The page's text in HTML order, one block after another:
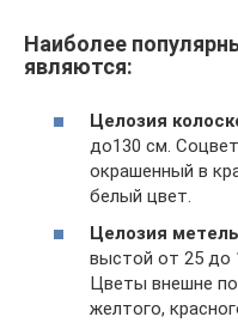
Наиболее
являются:
Целозия
до130 см.
окрашенный в
белый цвет.
Целозия
выстой от 25 до
Цветы внешне
желтого,